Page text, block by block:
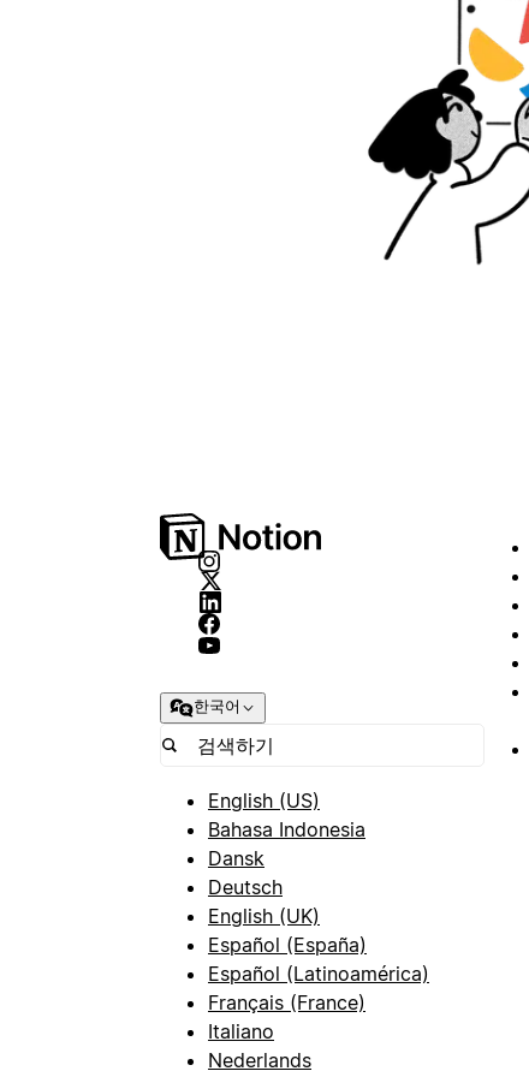
한국어
English (US)
Bahasa Indonesia
Dansk
Deutsch
English (UK)
Español (España)
Español (Latinoamérica)
Français (France)
Italiano
Nederlands